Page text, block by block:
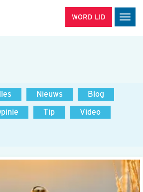
WORD LID
Nieuws
Blog
Tip
Video